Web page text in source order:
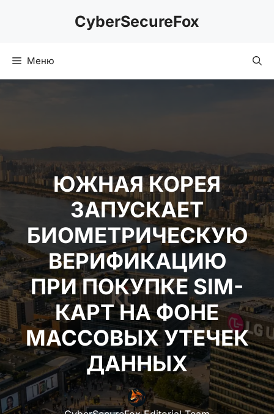
CyberSecureFox
Меню
ЮЖНАЯ КОРЕЯ
ЗАПУСКАЕТ
БИОМЕТРИЧЕСКУЮ
ВЕРИФИКАЦИЮ ПРИ
ПОКУПКЕ SIM-КАРТ
НА ФОНЕ МАССОВЫХ
УТЕЧЕК ДАННЫХ
CyberSecureFox Editorial Team
Опубликовано:30.12.2025